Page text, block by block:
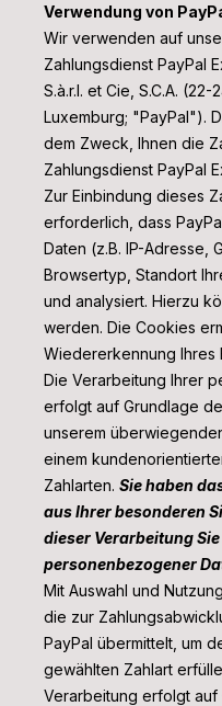
Verwendung von
Wir verwenden auf
Zahlungsdienst PayPal
S.à.r.l. et Cie, S.C.A.
Luxemburg; "PayPal").
dem Zweck, Ihnen die
Zahlungsdienst PayPal
Zur Einbindung dieses
erforderlich, dass
Daten (z.B. IP-Adresse,
Browsertyp, Standort
und analysiert. Hierzu
werden. Die Cookies
Wiedererkennung Ihres
Die Verarbeitung Ihrer
erfolgt auf Grundlage
unserem
einem
Zahlarten. Sie haben
aus Ihrer besonderen
dieser Verarbeitung
personenbezogener
Mit Auswahl und
die zur
PayPal übermittelt, um
gewählten Zahlart
Verarbeitung erfolgt auf